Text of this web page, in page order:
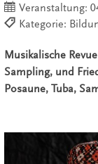
Veranstaltung:
Kategorie:
Musikalische
Sampling, und
Posaune, Tuba,